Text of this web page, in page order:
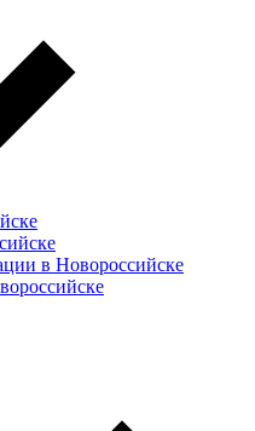
в Новороссийске